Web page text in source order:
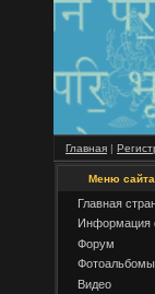
Главная |
Меню сайта
Главная
Информация
Форум
Фотоальбомы
Видео